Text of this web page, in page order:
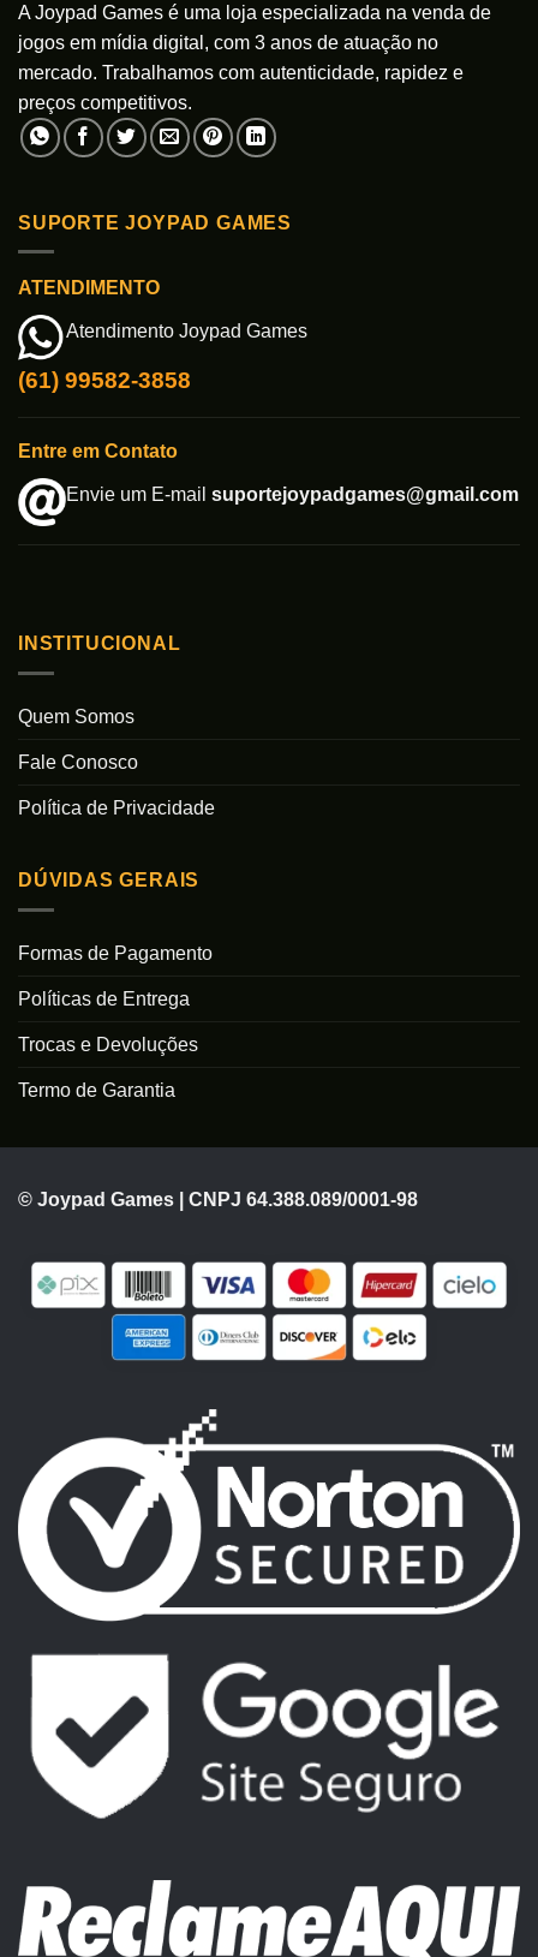
A Joypad Games é uma loja especializada na venda de
jogos em mídia digital, com 3 anos de atuação no
mercado. Trabalhamos com autenticidade, rapidez e
preços competitivos.
SUPORTE JOYPAD GAMES
ATENDIMENTO
Atendimento Joypad Games
(61) 99582-3858
Entre em Contato
Envie um E-mail suportejoypadgames@gmail.com
INSTITUCIONAL
Quem Somos
Fale Conosco
Política de Privacidade
DÚVIDAS GERAIS
Formas de Pagamento
Políticas de Entrega
Trocas e Devoluções
Termo de Garantia
© Joypad Games | CNPJ 64.388.089/0001-98